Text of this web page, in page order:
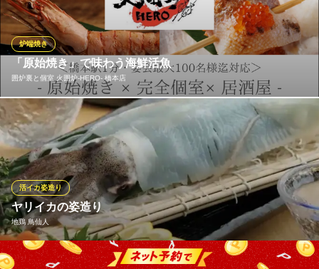
必食！毎日変わる黒板をお見逃しなく。さらに水槽の魚はその場
でさばいてもらってお好みの調理法で食べる…なんてこともOK。
磯丸水産ならではの楽しみ方を、ぜひお試しあれ。
磯丸水産 JR相模原南口駅前店
鮮魚・浜焼・めし処
ＪＲ横浜線相模原駅南口 徒歩2分
神奈川県相模原市中央区相模原3-1-1 久保田TIビル1・2F
「原始焼き」で味わう海鮮活魚
囲炉裏と個室 火囲炉‐HERO‐ 橋本店
炉端焼き
仕入れ、食材の見極め、調理方法、全てに徹底的に拘っていま
す。ご来店いただき食べていただければわかります。他では決し
て真似できない拘りの食材を是非その口に・・素材そのものの旨
味と原始焼きの普段味わえない味を美味しいお酒と合わせてご堪
能下さい。
囲炉裏と個室 火囲炉‐HERO‐ 橋本店
団体に強い！炉端居酒屋
ＪＲ橋本駅 徒歩1分
神奈川県相模原市緑区橋本3-29-2 芳栄ビル3F
ヤリイカの姿造り
地鶏 鳥仙人
活イカ姿造り
新鮮なヤリイカを丸ごと一杯、豪快に姿造りで楽しめます。素材